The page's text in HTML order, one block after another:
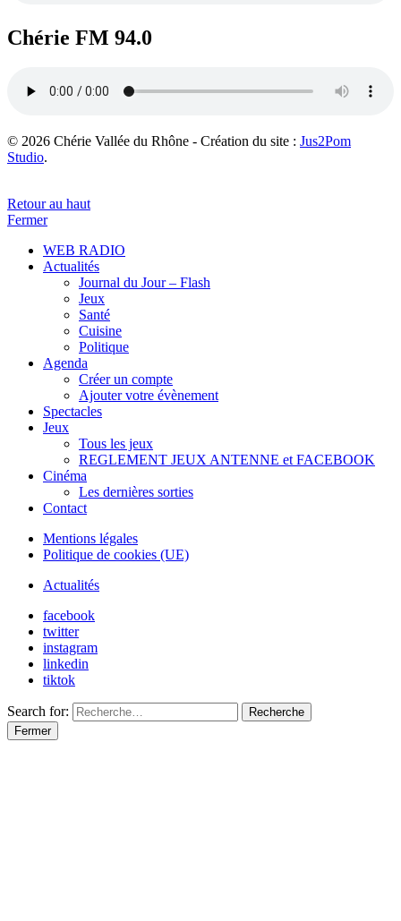
Chérie FM 94.0
© 2026 Chérie Vallée du Rhône - Création du site : Jus2Pom
Studio.
Retour au haut
Fermer
WEB RADIO
Actualités
Journal du Jour – Flash
Jeux
Santé
Cuisine
Politique
Agenda
Créer un compte
Ajouter votre évènement
Spectacles
Jeux
Tous les jeux
REGLEMENT JEUX ANTENNE et FACEBOOK
Cinéma
Les dernières sorties
Contact
Mentions légales
Politique de cookies (UE)
Actualités
facebook
twitter
instagram
linkedin
tiktok
Search for:
Recherche
Fermer